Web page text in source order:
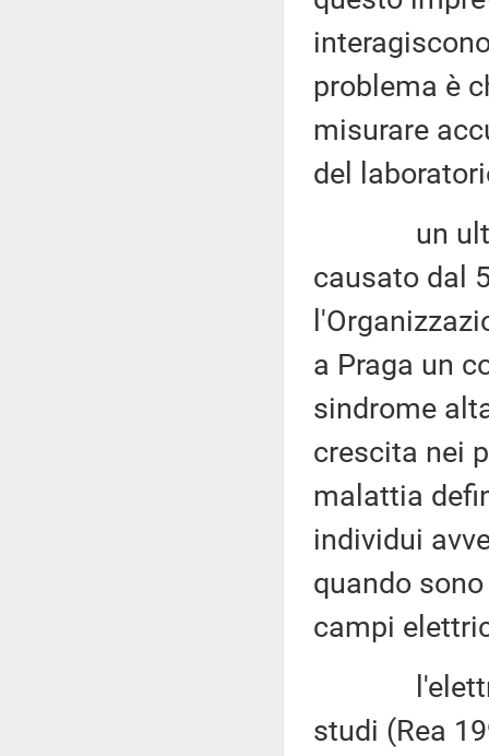
problema è
misurare
del
un
causato dal
a Praga un
sindrome
crescita nei
malattia
individui
quando
campi
studi (Rea